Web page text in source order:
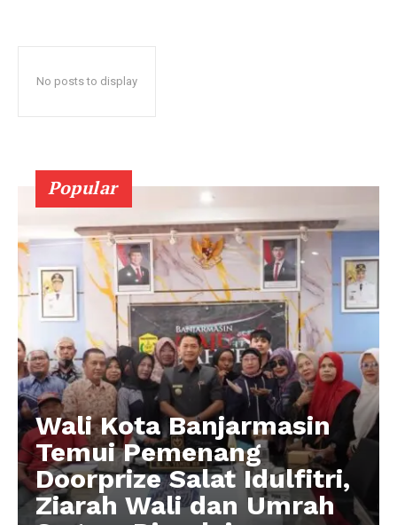
No posts to display
Popular
Wali Kota Banjarmasin
Temui Pemenang
Doorprize Salat Idulfitri,
Ziarah Wali dan Umrah